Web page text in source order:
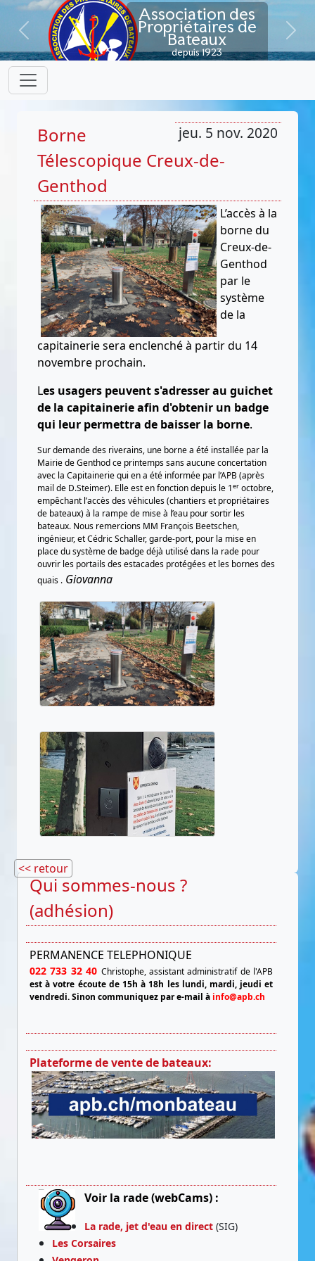
Association des
Propriétaires de
Bateaux
depuis 1923
Previous Next
jeu. 5 nov. 2020
Borne
Télescopique Creux-de-
Genthod
L’accès à la
borne du
Creux-de-
Genthod
par le
système
de la
capitainerie sera enclenché à partir du 14
novembre prochain.
Les usagers peuvent s'adresser au guichet
de la capitainerie afin d'obtenir un badge
qui leur permettra de baisser la borne.
Sur demande des riverains, une borne a été installée par la
Mairie de Genthod ce printemps sans aucune concertation
avec la Capitainerie qui en a été informée par l’APB (après
mail de D.Steimer). Elle est en fonction depuis le 1er octobre,
empêchant l’accès des véhicules (chantiers et propriétaires
de bateaux) à la rampe de mise à l’eau pour sortir les
bateaux. Nous remercions MM François Beetschen,
ingénieur, et Cédric Schaller, garde-port, pour la mise en
place du système de badge déjà utilisé dans la rade pour
ouvrir les portails des estacades protégées et les bornes des
quais . Giovanna
<< retour
Qui sommes-nous ?
(adhésion)
PERMANENCE TELEPHONIQUE
022 733 32 40 Christophe, assistant administratif de l'APB
est à votre écoute de 15h à 18h les lundi, mardi, jeudi et
vendredi.Sinon communiquez par e-mail à info@apb.ch
Plateforme de vente de bateaux:
Voir la rade (webCams) :
La rade, jet d'eau en direct(SIG)
Les Corsaires